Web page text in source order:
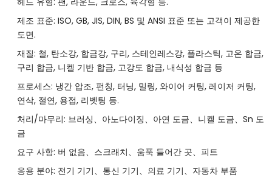
제조 표준: ISO, GB, JIS, DIN, BS 및 ANSI 표준 또는 고객이 제공한
도면.
재질: 철, 탄소강, 합금강, 구리, 스테인레스강, 플라스틱, 고온 합금,
구리 합금, 니켈 기반 합금, 고강도 합금, 내식성 합금 등
프로세스: 냉간 압조, 펀칭, 터닝, 밀링, 와이어 커팅, 레이저 커팅,
연삭, 절연, 용접, 리벳팅 등.
처리/마무리: 브러싱、아노다이징、아연 도금、니켈 도금、Sn 도
금
요구 사항: 버 없음、스크래치、움푹 들어간 곳、피트
응용 분야: 전기 기기、통신 기기、의료 기기、자동차 부품